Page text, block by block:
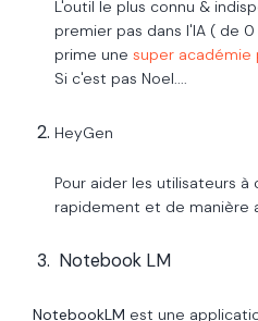
L'outil le plus connu &
premier pas dans l'IA ( de
prime une super académie
Si c'est pas Noel....
HeyGen
Pour aider les utilisateurs
rapidement et de manière
Notebook LM
NotebookLM est une